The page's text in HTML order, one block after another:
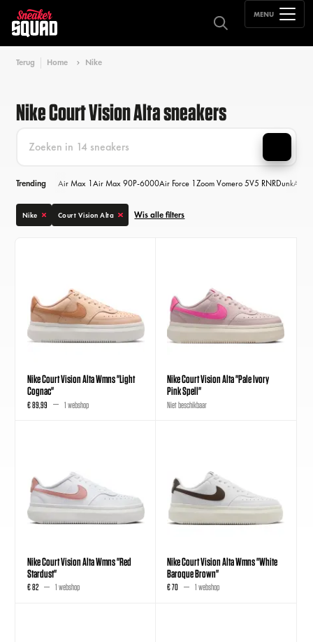
MENU
Terug Home Nike
Nike Court Vision Alta sneakers
Trending Air Max 1Air Max 90P-6000Air Force 1Zoom Vomero 5V5 RNRDunkAir
Nike Court Vision Alta Wis alle filters
Nike Court Vision Alta Wmns "Light
Cognac"
€ 89,99 1 webshop
Nike Court Vision Alta "Pale Ivory
Pink Spell"
Niet beschikbaar
Nike Court Vision Alta Wmns "Red
Stardust"
€ 82 1 webshop
Nike Court Vision Alta Wmns "White
Baroque Brown"
€ 70 1 webshop